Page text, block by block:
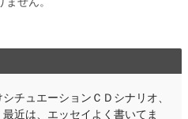
)
チュエーションＣＤシナリオ、
近は、エッセイよく書いてま